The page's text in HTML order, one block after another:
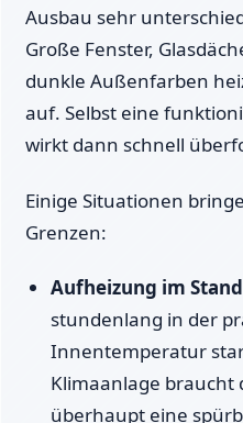
Ausbau sehr
Große Fenster,
dunkle Außenfarben
auf. Selbst eine
wirkt dann schnell
Einige Situationen
Grenzen:
Aufheizung im
stundenlang in der
Innentemperatur
Klimaanlage braucht
überhaupt eine